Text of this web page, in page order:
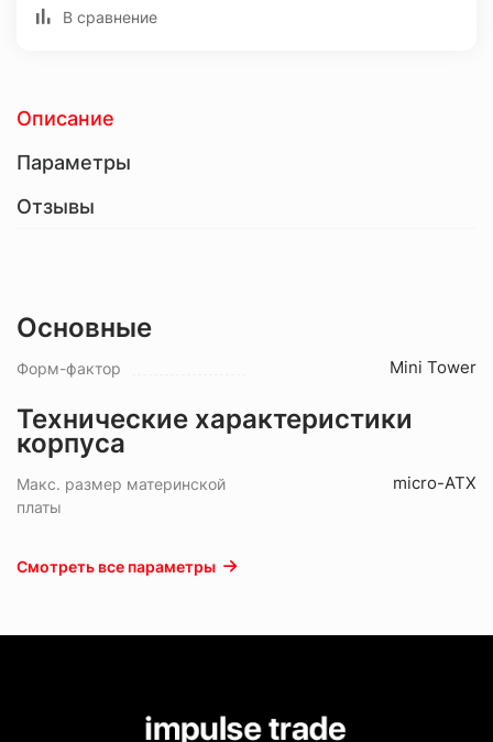
В сравнение
Описание
Параметры
Отзывы
Основные
Форм-фактор Mini Tower
Технические характеристики
корпуса
Макс. размер материнской
платы
micro-ATX
Смотреть все параметры